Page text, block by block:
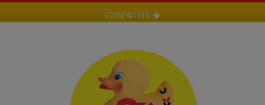
COMUNITATE